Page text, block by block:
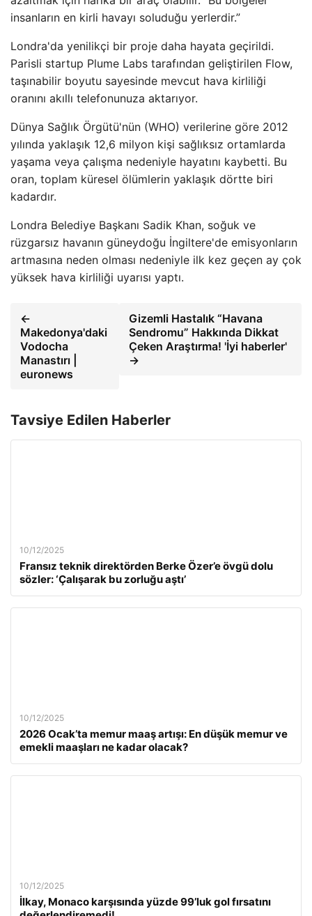
insanların en kirli havayı soluduğu yerlerdir.”
Londra'da yenilikçi bir proje daha hayata geçirildi.
Parisli startup Plume Labs tarafından geliştirilen Flow,
taşınabilir boyutu sayesinde mevcut hava kirliliği
oranını akıllı telefonunuza aktarıyor.
Dünya Sağlık Örgütü'nün (WHO) verilerine göre 2012
yılında yaklaşık 12,6 milyon kişi sağlıksız ortamlarda
yaşama veya çalışma nedeniyle hayatını kaybetti. Bu
oran, toplam küresel ölümlerin yaklaşık dörtte biri
kadardır.
Londra Belediye Başkanı Sadik Khan, soğuk ve
rüzgarsız havanın güneydoğu İngiltere'de emisyonların
artmasına neden olması nedeniyle ilk kez geçen ay çok
yüksek hava kirliliği uyarısı yaptı.
←
Makedonya'daki
Vodocha
Manastırı |
euronews
Gizemli Hastalık “Havana
Sendromu” Hakkında Dikkat
Çeken Araştırma! 'İyi haberler'
→
Tavsiye Edilen Haberler
10/12/2025
Fransız teknik direktörden Berke Özer’e övgü dolu
sözler: ‘Çalışarak bu zorluğu aştı’
10/12/2025
2026 Ocak’ta memur maaş artışı: En düşük memur ve
emekli maaşları ne kadar olacak?
10/12/2025
İlkay, Monaco karşısında yüzde 99’luk gol fırsatını